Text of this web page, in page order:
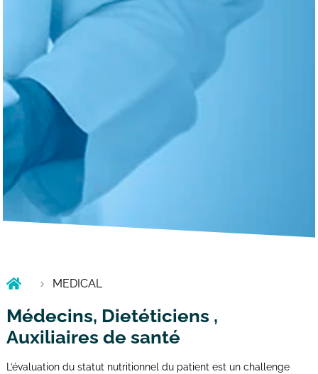
MEDICAL
Médecins, Dietéticiens ,
Auxiliaires de santé
L’évaluation du statut nutritionnel du patient est un challenge